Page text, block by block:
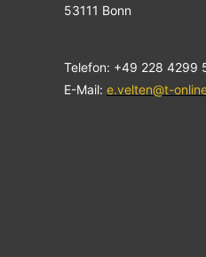
53111 Bonn
Telefon: +49 228 4299
E-Mail: e.velten@t-